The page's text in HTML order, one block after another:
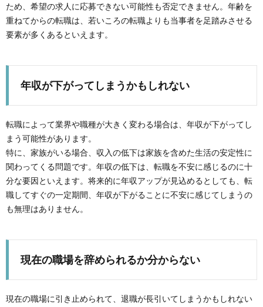
ため、希望の求人に応募できない可能性も否定できません。年齢を
重ねてからの転職は、若いころの転職よりも当事者を足踏みさせる
要素が多くあるといえます。
年収が下がってしまうかもしれない
転職によって業界や職種が大きく変わる場合は、年収が下がってし
まう可能性があります。
特に、家族がいる場合、収入の低下は家族を含めた生活の安定性に
関わってくる問題です。年収の低下は、転職を不安に感じるのに十
分な要因といえます。将来的に年収アップが見込めるとしても、転
職してすぐの一定期間、年収が下がることに不安に感じてしまうの
も無理はありません。
現在の職場を辞められるか分からない
現在の職場に引き止められて、退職が長引いてしまうかもしれない